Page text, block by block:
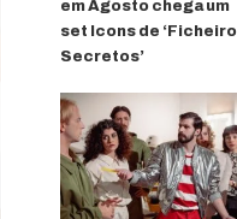
em Agosto chega um
set Icons de
Secretos’